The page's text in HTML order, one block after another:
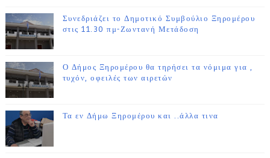
Συνεδριάζει το Δημοτικό Συμβούλιο Ξηρομέρου
στις 11.30 πμ-Ζωντανή Μετάδοση
Ο Δήμος Ξηρομέρου θα τηρήσει τα νόμιμα για ,
τυχόν, οφειλές των αιρετών
Τα εν Δήμω Ξηρομέρου και ..άλλα τινα